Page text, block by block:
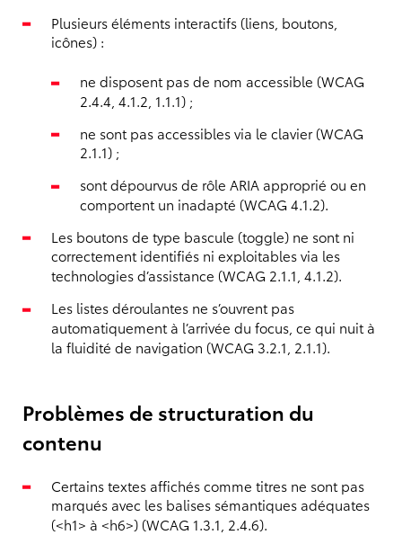
Plusieurs éléments interactifs (liens, boutons,
icônes) :
ne disposent pas de nom accessible (WCAG
2.4.4, 4.1.2, 1.1.1) ;
ne sont pas accessibles via le clavier (WCAG
2.1.1) ;
sont dépourvus de rôle ARIA approprié ou en
comportent un inadapté (WCAG 4.1.2).
Les boutons de type bascule (toggle) ne sont ni
correctement identifiés ni exploitables via les
technologies d’assistance (WCAG 2.1.1, 4.1.2).
Les listes déroulantes ne s’ouvrent pas
automatiquement à l’arrivée du focus, ce qui nuit à
la fluidité de navigation (WCAG 3.2.1, 2.1.1).
Problèmes de structuration du
contenu
Certains textes affichés comme titres ne sont pas
marqués avec les balises sémantiques adéquates
(<h1> à <h6>) (WCAG 1.3.1, 2.4.6).